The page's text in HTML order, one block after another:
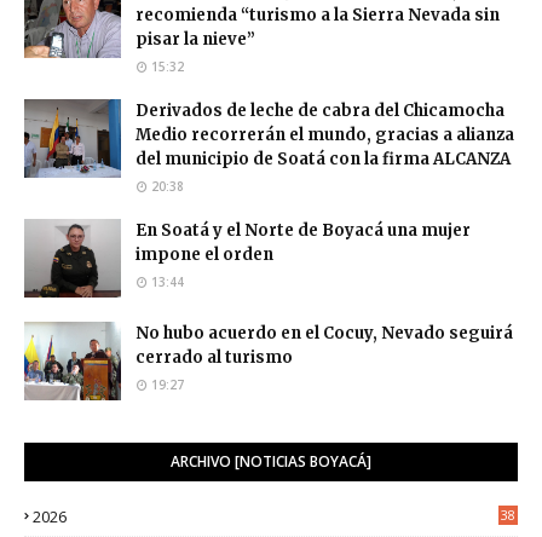
recomienda “turismo a la Sierra Nevada sin
pisar la nieve”
15:32
Derivados de leche de cabra del Chicamocha
Medio recorrerán el mundo, gracias a alianza
del municipio de Soatá con la firma ALCANZA
20:38
En Soatá y el Norte de Boyacá una mujer
impone el orden
13:44
No hubo acuerdo en el Cocuy, Nevado seguirá
cerrado al turismo
19:27
ARCHIVO [NOTICIAS BOYACÁ]
2026 38